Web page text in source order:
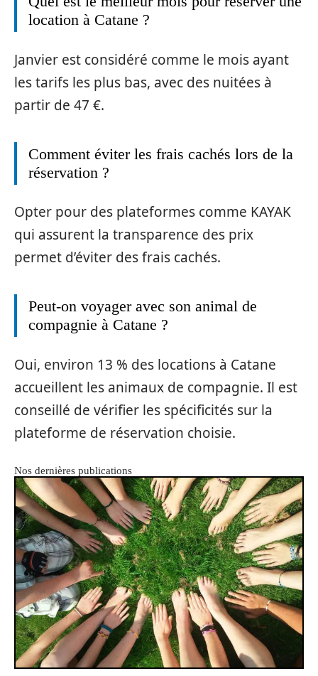
location à Catane ?
Janvier est considéré comme le mois ayant
les tarifs les plus bas, avec des nuitées à
partir de 47 €.
Comment éviter les frais cachés lors de la
réservation ?
Opter pour des plateformes comme KAYAK
qui assurent la transparence des prix
permet d’éviter des frais cachés.
Peut-on voyager avec son animal de
compagnie à Catane ?
Oui, environ 13 % des locations à Catane
accueillent les animaux de compagnie. Il est
conseillé de vérifier les spécificités sur la
plateforme de réservation choisie.
Nos dernières publications